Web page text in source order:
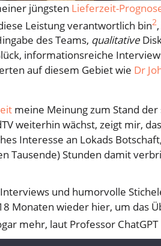
jüngsten Lieferzeit-
Leistung verantwortlich bin2
des Teams, qualitative
informationsreiche
auf diesem Gebiet wie Dr
meine Meinung zum Stand
weiterhin wächst, zeigt mir,
Interesse an Lokads
Tausende) Stunden damit
und humorvolle
Monaten wieder hier, um das
mehr, laut Professor ChatGPT